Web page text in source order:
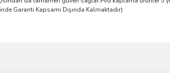
Garanti Kapsamı Dışında Kalmaktadır)